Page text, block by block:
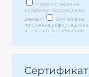
Я даю согласие на
обработку персональных
данных*
Согласие на
получение
и рекламных сообщений